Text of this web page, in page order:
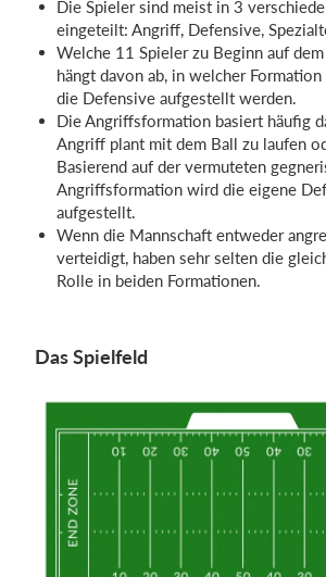
Die Spieler sind meist in 3
eingeteilt: Angriff, Defensive,
Welche 11 Spieler zu Beginn auf
hängt davon ab, in welcher
die Defensive aufgestellt werden.
Die Angriffsformation basiert häufig
Angriff plant mit dem Ball zu laufen
Basierend auf der vermuteten
Angriffsformation wird die eigene
aufgestellt.
Wenn die Mannschaft entweder
verteidigt, haben sehr selten die
Rolle in beiden Formationen.
Das Spielfeld